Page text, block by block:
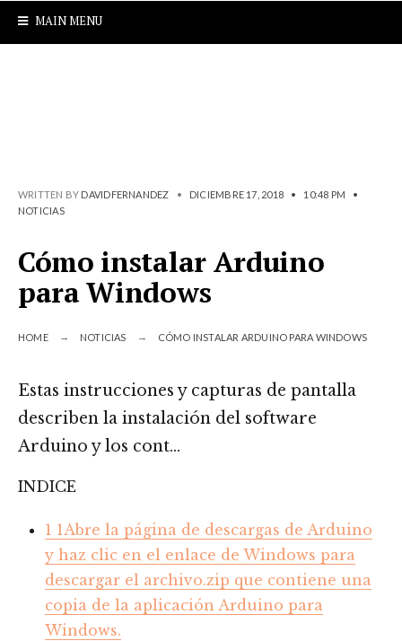
MAIN MENU
WRITTEN BY DAVIDFERNANDEZ • DICIEMBRE 17, 2018 • 10:48 PM
•
NOTICIAS
Cómo instalar Arduino
para Windows
HOME NOTICIAS CÓMO INSTALAR ARDUINO PARA WINDOWS
Estas instrucciones y capturas de pantalla
describen la instalación del software
Arduino y los cont…
INDICE
1 1Abre la página de descargas de Arduino
y haz clic en el enlace de Windows para
descargar el archivo.zip que contiene una
copia de la aplicación Arduino para
Windows.